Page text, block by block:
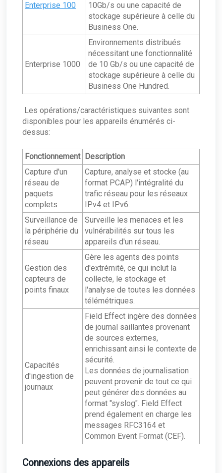
Enterprise 100
10Gb/s ou une capacité de
stockage supérieure à celle du
Business One.
Enterprise 1000
Environnements distribués
nécessitant une fonctionnalité
de 10 Gb/s ou une capacité de
stockage supérieure à celle du
Business One Hundred.
Les opérations/caractéristiques suivantes sont
disponibles pour les appareils énumérés ci-
dessus:
Fonctionnement
Description
Capture d'un
réseau de
paquets
complets
Capture, analyse et stocke (au
format PCAP) l'intégralité du
trafic réseau pour les réseaux
IPv4 et IPv6.
Surveillance de
la périphérie du
réseau
Surveille les menaces et les
vulnérabilités sur tous les
appareils d'un réseau.
Gestion des
capteurs de
points finaux
Gère les agents des points
d'extrémité, ce qui inclut la
collecte, le stockage et
l'analyse de toutes les données
télémétriques.
Capacités
d'ingestion de
journaux
Field Effect ingère des données
de journal saillantes provenant
de sources externes,
enrichissant ainsi le contexte de
sécurité.
Les données de journalisation
peuvent provenir de tout ce qui
peut générer des données au
format "syslog". Field Effect
prend également en charge les
messages RFC3164 et
Common Event Format (CEF).
Connexions des appareils